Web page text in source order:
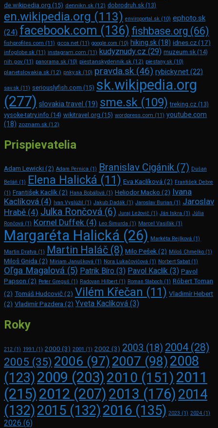
de.wikipedia.org (15) dennikn.sk (12) dobrodruh.sk (13)
en.wikipedia.org (113) enviroportal.sk (10) ephoto.sk
(24) facebook.com (136) fishbase.org (66)
fishprofiles.com (11) gcca.net (11) google.com (10) hiking.sk(18) idnes.cz(17)
infoglobe.sk (11) instagram.com (11) kudyznudy.cz (29) muzeum.sk (14)
nih.gov (11) panorama.sk (10) piestanskydennik.sk (12) piestany.sk (10)
planetslovakia.sk (12) pnky.sk (10) pravda.sk (46) rybicky.net (22)
sav.sk (11) seriouslyfish.com (15) sk.wikipedia.org
(277) slovakia.travel (19) sme.sk (109) treking.cz (13)
vysoke-tatry.info (14) wikitravel.org (15) wordpress.com (11) youtube.com
(18) zoznam.sk (12)
Prispievatelia
Adam Lewicki(2) Adam Pernica (1) Branislav Cigánik (7) Dušan
Beláň (1) Elena Halická (11) Eva Kaclíková (2) František Debre
(1) František Kaclík (2) Hana Bobáľová (1) Heliodor Macko (2) Ivana
Kaclíková (4) Ivan Vyslúžil (1) Jakub Dadák (1) Jaroslav Burian (1) Jaroslav
Hrabě (4) Julka Rončová (6) Juraj Ležovič (1) Ján Iskra (1) Júlia
Rončová (1) Kornel Duffek (4) Leo Šimurda (1) Marcel Vasiľák (1)
Margaréta Halická (26) Markéta Rejlková (1)
Martin Dratva (1) Martin Haláč (8) Milo Pešek (2) Miloš Chmelko (1)
Miloš Gnida (2) Miriam Janušková (1) Nora Lukačovičová (1) Norbert Sabat (1)
Oľga Magalová (5) Patrik Bíro (3) Pavol Kaclík (3) Pavol
Papson (2) Peter Greguš (1) Radovan Hilbert (1) Roman Slaboch (1) Róbert Toman
(2) Tomáš Hudcovič(2) Vilém Křečan (11) Vladimír Hebert
(2) Vladimír Pazdera (2) Yveta Kaclíková (3)
Roky
212 (1) 1991 (1) 2000 (3) 2001 (1) 2002 (3) 2003 (18) 2004 (28)
2005 (35) 2006 (97) 2007 (98) 2008
(123)2009 (203) 2010 (151) 2011
(215) 2012 (207) 2013 (176) 2014
(132)2015 (132)2016 (135) 2023 (1) 2024 (1)
2026 (6)